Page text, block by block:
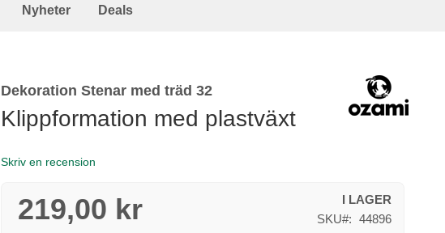
Nyheter Deals
Dekoration Stenar med träd 32
Klippformation med plastväxt
Skriv en recension
219,00 kr
I LAGER
SKU
44896